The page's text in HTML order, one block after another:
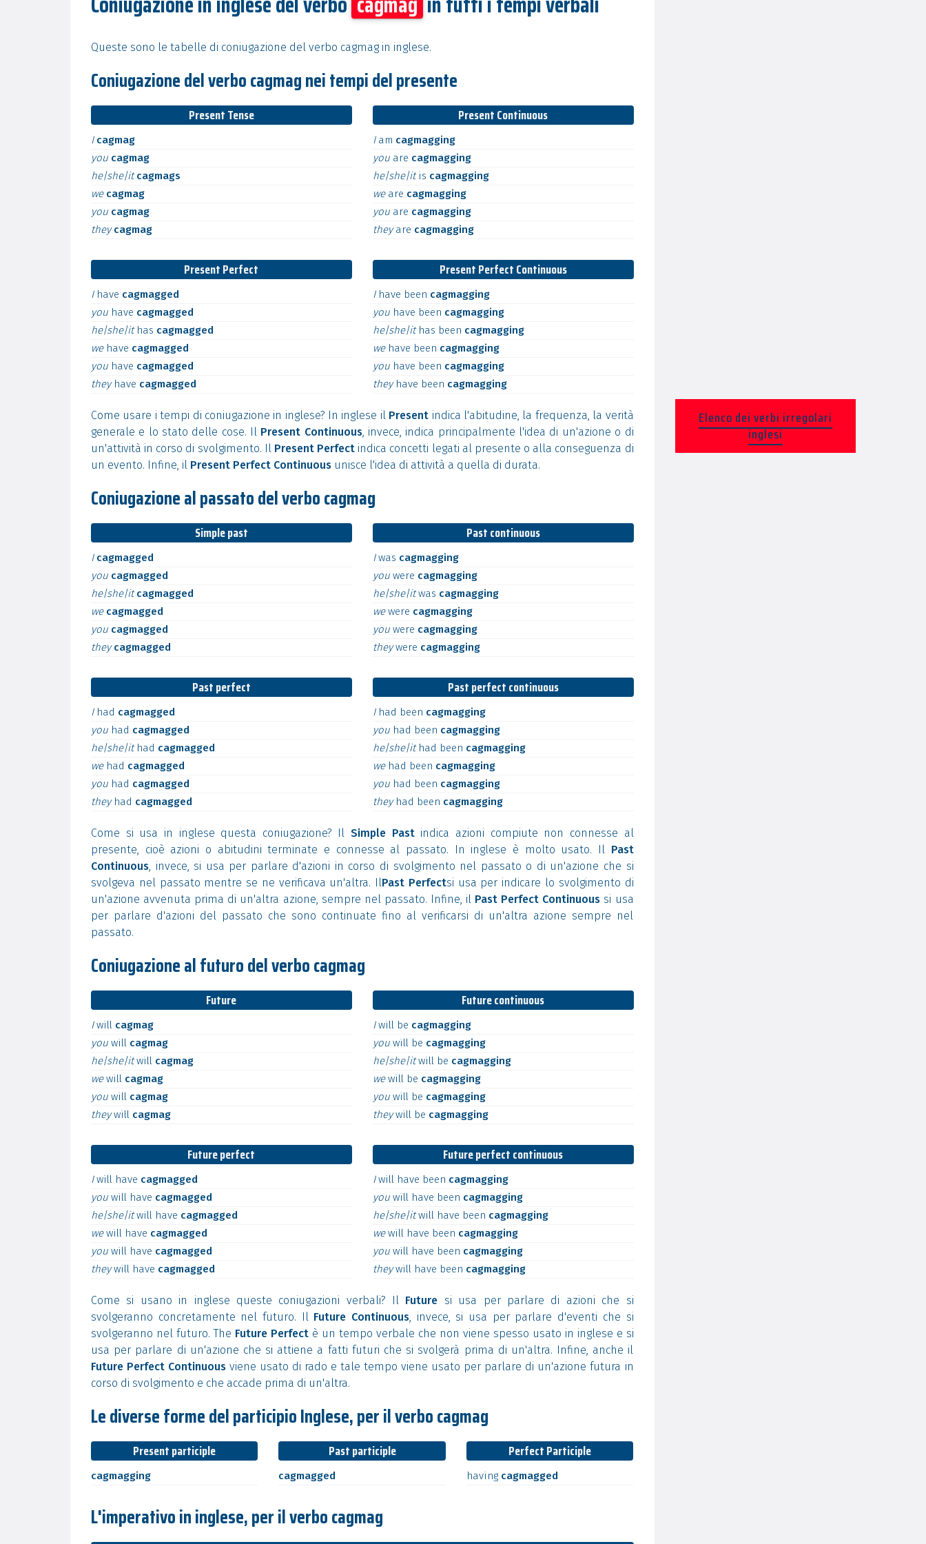
Queste sono le tabelle di coniugazione del verbo cagmag in inglese.
Coniugazione del verbo cagmag nei tempi del presente
Present Tense
I cagmag
you cagmag
he|she|itcagmags
we cagmag
you cagmag
theycagmag
Present Continuous
I am cagmagging
you are cagmagging
he|she|itis cagmagging
we are cagmagging
you are cagmagging
theyare cagmagging
Present Perfect
I have cagmagged
you have cagmagged
he|she|it has cagmagged
we have cagmagged
you have cagmagged
they have cagmagged
Present Perfect Continuous
I have been cagmagging
you have been cagmagging
he|she|it has been cagmagging
we have been cagmagging
you have been cagmagging
they have been cagmagging
Come usare i tempi di coniugazione in inglese? In inglese il Present indica l'abitudine, la frequenza, la verità
generale e lo stato delle cose. Il Present Continuous, invece, indica principalmente l'idea di un'azione o di
un'attività in corso di svolgimento. Il Present Perfect indica concetti legati al presente o alla conseguenza di
un evento. Infine, il Present Perfect Continuous unisce l'idea di attività a quella di durata.
Coniugazione al passato del verbo cagmag
Simple past
I cagmagged
you cagmagged
he|she|itcagmagged
we cagmagged
you cagmagged
theycagmagged
Past continuous
Iwas cagmagging
you were cagmagging
he|she|itwas cagmagging
wewere cagmagging
you were cagmagging
theywere cagmagging
Past perfect
I had cagmagged
you had cagmagged
he|she|it had cagmagged
we had cagmagged
you had cagmagged
they had cagmagged
Past perfect continuous
I had been cagmagging
you had been cagmagging
he|she|it had been cagmagging
we had been cagmagging
you had been cagmagging
they had been cagmagging
Come si usa in inglese questa coniugazione? IlSimple Pastindica azioni compiute non connesse al
presente, cioè azioni o abitudini terminate e connesse al passato. In inglese è molto usato. Il Past
Continuous, invece, si usa per parlare d'azioni in corso di svolgimento nel passato o di un'azione che si
svolgeva nel passato mentre se ne verificava un'altra. IlPast Perfectsi usa per indicare lo svolgimento di
un'azione avvenuta prima di un'altra azione, sempre nel passato. Infine, il Past Perfect Continuous si usa
per parlare d'azioni del passato che sono continuate fino al verificarsi di un'altra azione sempre nel
passato.
Coniugazione al futuro del verbo cagmag
Future
Iwill cagmag
you will cagmag
he|she|itwill cagmag
wewill cagmag
you will cagmag
theywill cagmag
Future continuous
Iwill be cagmagging
you will be cagmagging
he|she|itwill be cagmagging
wewill be cagmagging
you will be cagmagging
theywill be cagmagging
Future perfect
Iwill have cagmagged
you will have cagmagged
he|she|itwill have cagmagged
wewill have cagmagged
you will have cagmagged
theywill have cagmagged
Future perfect continuous
Iwill have been cagmagging
you will have been cagmagging
he|she|itwill have been cagmagging
wewill have been cagmagging
you will have been cagmagging
theywill have been cagmagging
Come si usano in inglese queste coniugazioni verbali? Il Future si usa per parlare di azioni che si
svolgeranno concretamente nel futuro. Il Future Continuous, invece, si usa per parlare d'eventi che si
svolgeranno nel futuro. The Future Perfectè un tempo verbale che non viene spesso usato in inglese e si
usa per parlare di un'azione che si attiene a fatti futuri che si svolgerà prima di un'altra. Infine, anche il
Future Perfect Continuous viene usato di rado e tale tempo viene usato per parlare di un'azione futura in
corso di svolgimento e che accade prima di un'altra.
Le diverse forme del participio Inglese, per il verbo cagmag
Present participle
cagmagging
Past participle
cagmagged
Perfect Participle
having cagmagged
L'imperativo in inglese, per il verbo cagmag
Elenco dei verbi irregolari
inglesi